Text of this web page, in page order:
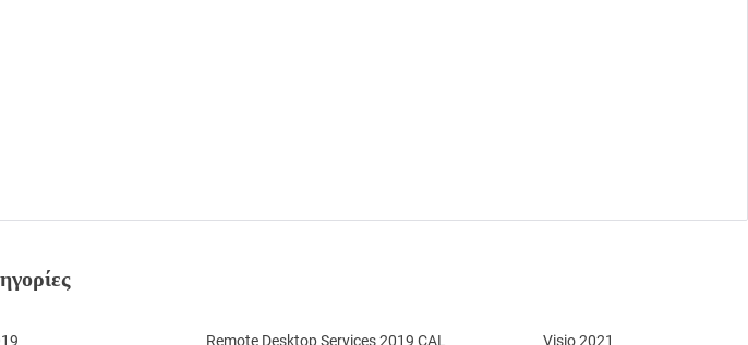
Remote Desktop Services 2019 CAL
Visio 2021